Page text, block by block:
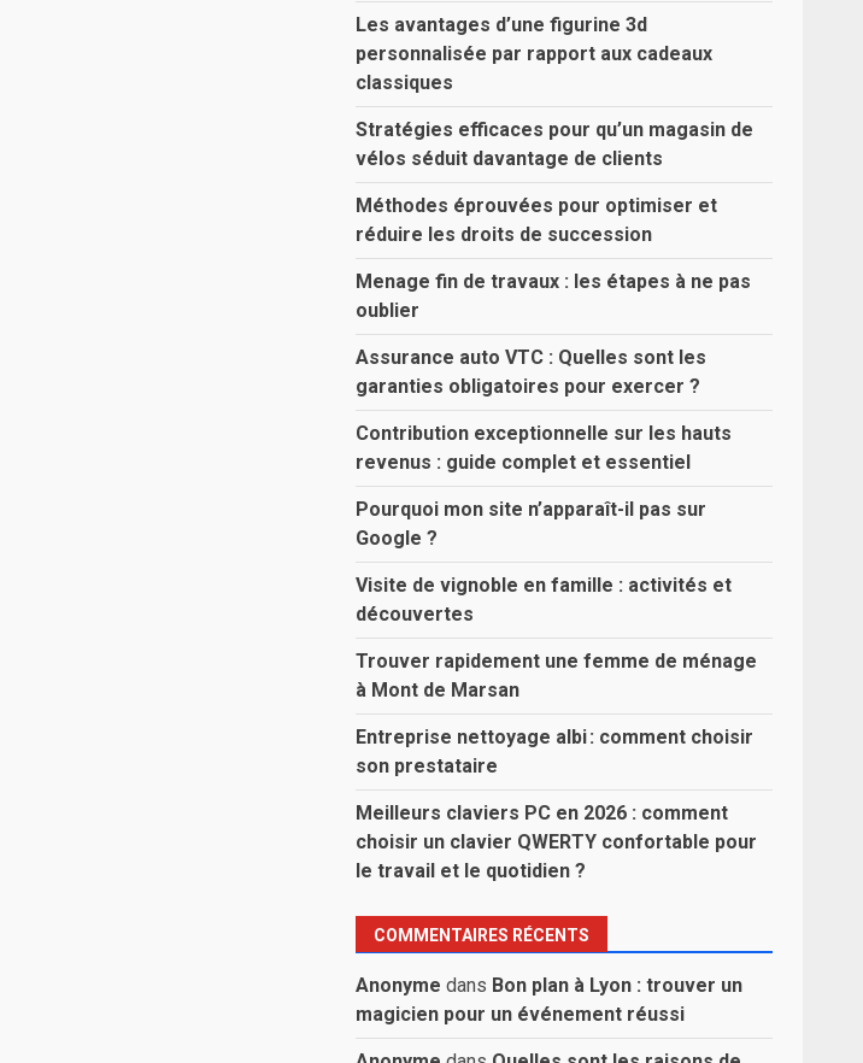
Les avantages d’une figurine 3d
personnalisée par rapport aux cadeaux
classiques
Stratégies efficaces pour qu’un magasin de
vélos séduit davantage de clients
Méthodes éprouvées pour optimiser et
réduire les droits de succession
Menage fin de travaux : les étapes à ne pas
oublier
Assurance auto VTC : Quelles sont les
garanties obligatoires pour exercer ?
Contribution exceptionnelle sur les hauts
revenus : guide complet et essentiel
Pourquoi mon site n’apparaît-il pas sur
Google ?
Visite de vignoble en famille : activités et
découvertes
Trouver rapidement une femme de ménage
à Mont de Marsan
Entreprise nettoyage albi : comment choisir
son prestataire
Meilleurs claviers PC en 2026 : comment
choisir un clavier QWERTY confortable pour
le travail et le quotidien ?
COMMENTAIRES RÉCENTS
Anonyme dans Bon plan à Lyon : trouver un
magicien pour un événement réussi